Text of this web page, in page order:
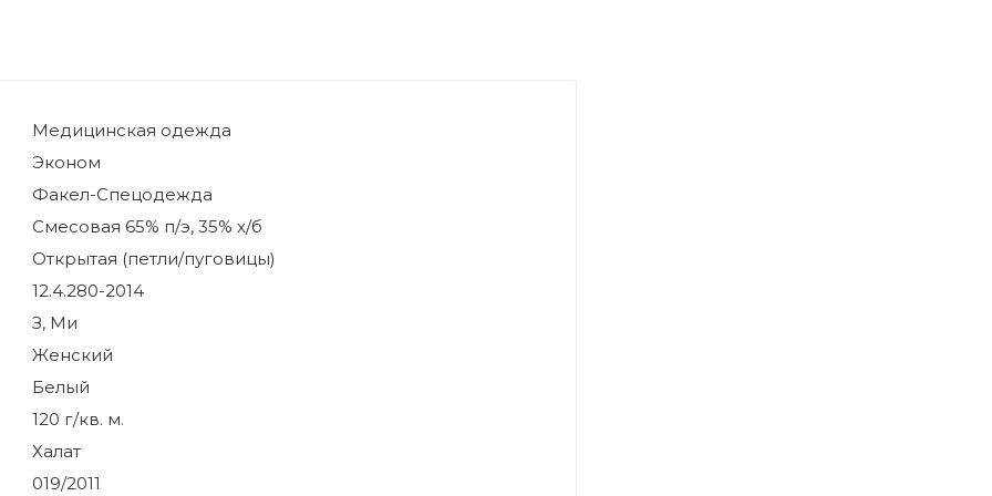
Медицинская одежда
Эконом
Факел-Спецодежда
Смесовая 65% п/э, 35% х/б
Открытая (петли/пуговицы)
12.4.280-2014
З, Ми
Женский
Белый
120 г/кв. м.
Халат
019/2011